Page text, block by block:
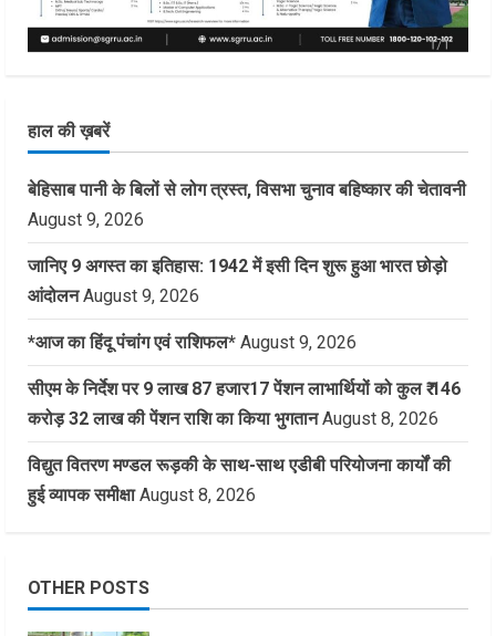
हाल की ख़बरें
बेहिसाब पानी के बिलों से लोग त्रस्त, विसभा चुनाव बहिष्कार की चेतावनी
August 9, 2026
जानिए 9 अगस्त का इतिहास: 1942 में इसी दिन शुरू हुआ भारत छोड़ो
आंदोलन August 9, 2026
*आज का हिंदू पंचांग एवं राशिफल* August 9, 2026
सीएम के निर्देश पर 9 लाख 87 हजार17 पेंशन लाभार्थियों को कुल ₹ 146
करोड़ 32 लाख की पेंशन राशि का किया भुगतान August 8, 2026
विद्युत वितरण मण्डल रूड़की के साथ-साथ एडीबी परियोजना कार्यों की
हुई व्यापक समीक्षा August 8, 2026
OTHER POSTS